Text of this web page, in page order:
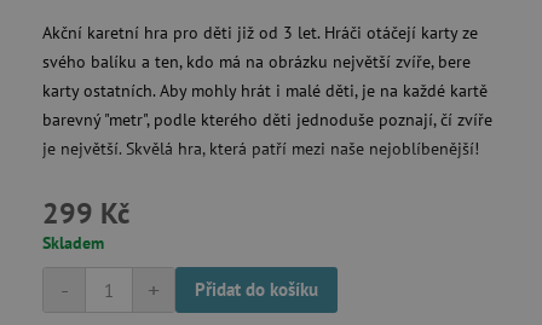
Akční karetní hra pro děti již od 3 let. Hráči otáčejí karty ze
svého balíku a ten, kdo má na obrázku největší zvíře, bere
karty ostatních. Aby mohly hrát i malé děti, je na každé kartě
barevný "metr", podle kterého děti jednoduše poznají, čí zvíře
je největší. Skvělá hra, která patří mezi naše nejoblíbenější!
299 Kč
Skladem
+
- Přidat do košíku